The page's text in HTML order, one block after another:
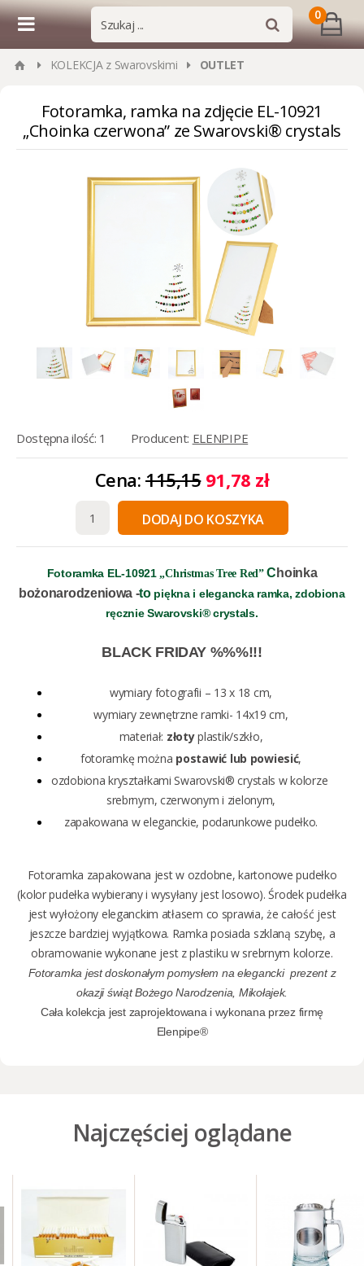
0
KOLEKCJA z Swarovskimi OUTLET
Fotoramka, ramka na zdjęcie EL-10921
„Choinka czerwona” ze Swarovski® crystals
Dostępna ilość: 1 Producent: ELENPIPE
Cena: 115,15 91,78 zł
DODAJ DO KOSZYKA
Fotoramka EL-10921„Christmas Tree Red”C hoinka
bożonarodzeniowa -topiękna i elegancka ramka,zdobiona
ręcznie Swarovski® crystals.
BLACK FRIDAY %%%!!!
wymiary fotografii – 13 x 18 cm,
wymiary zewnętrzne ramki- 14x19 cm,
materiał: złotyplastik/szkło,
fotoramkę można postawić lub powiesić,
ozdobiona kryształkami Swarovski® crystals w kolorze
srebrnym, czerwonym i zielonym,
zapakowana w eleganckie, podarunkowe pudełko.
Fotoramka zapakowana jest w ozdobne, kartonowe pudełko
(kolor pudełka wybierany i wysyłany jest losowo). Środek pudełka
jest wyłożony eleganckim atłasem co sprawia, że całość jest
jeszcze bardziej wyjątkowa. Ramka posiada szklaną szybę, a
obramowanie wykonane jest z plastiku w srebrnym kolorze.
Fotoramka jest doskonałym pomysłem na elegancki prezent z
okazji świąt Bożego Narodzenia, Mikołajek.
Cała kolekcja jest zaprojektowana i wykonana przez firmę
Elenpipe®
Najczęściej oglądane